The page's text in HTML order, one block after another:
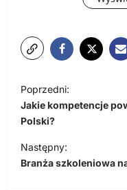
N
a
w
i
g
Poprzedni:
Jakie kompetencje
Polski?
Następny:
Branża szkoleniowa